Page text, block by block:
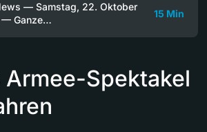
— Samstag, 22. Oktober
— Ganze…
15 Min
Armee-Spektakel